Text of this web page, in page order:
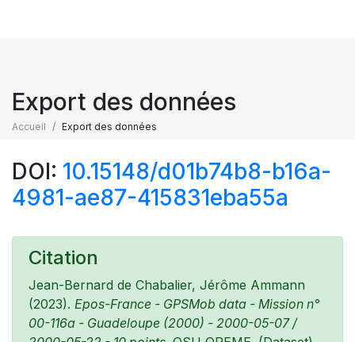
Export des données
Accueil Export des données
DOI: 10.15148/d01b74b8-b16a-
4981-ae87-415831eba55a
Citation
Jean-Bernard de Chabalier, Jérôme Ammann
(2023). Epos-France - GPSMob data - Mission n°
00-116a - Guadeloupe (2000) - 2000-05-07 /